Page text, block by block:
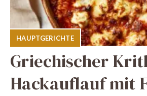
HAUPTGERICHTE
Griechischer
Hackauflauf mit